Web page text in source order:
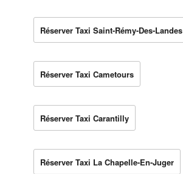
Réserver Taxi Saint-Rémy-Des-Landes
Réserver Taxi Cametours
Réserver Taxi Carantilly
Réserver Taxi La Chapelle-En-Juger